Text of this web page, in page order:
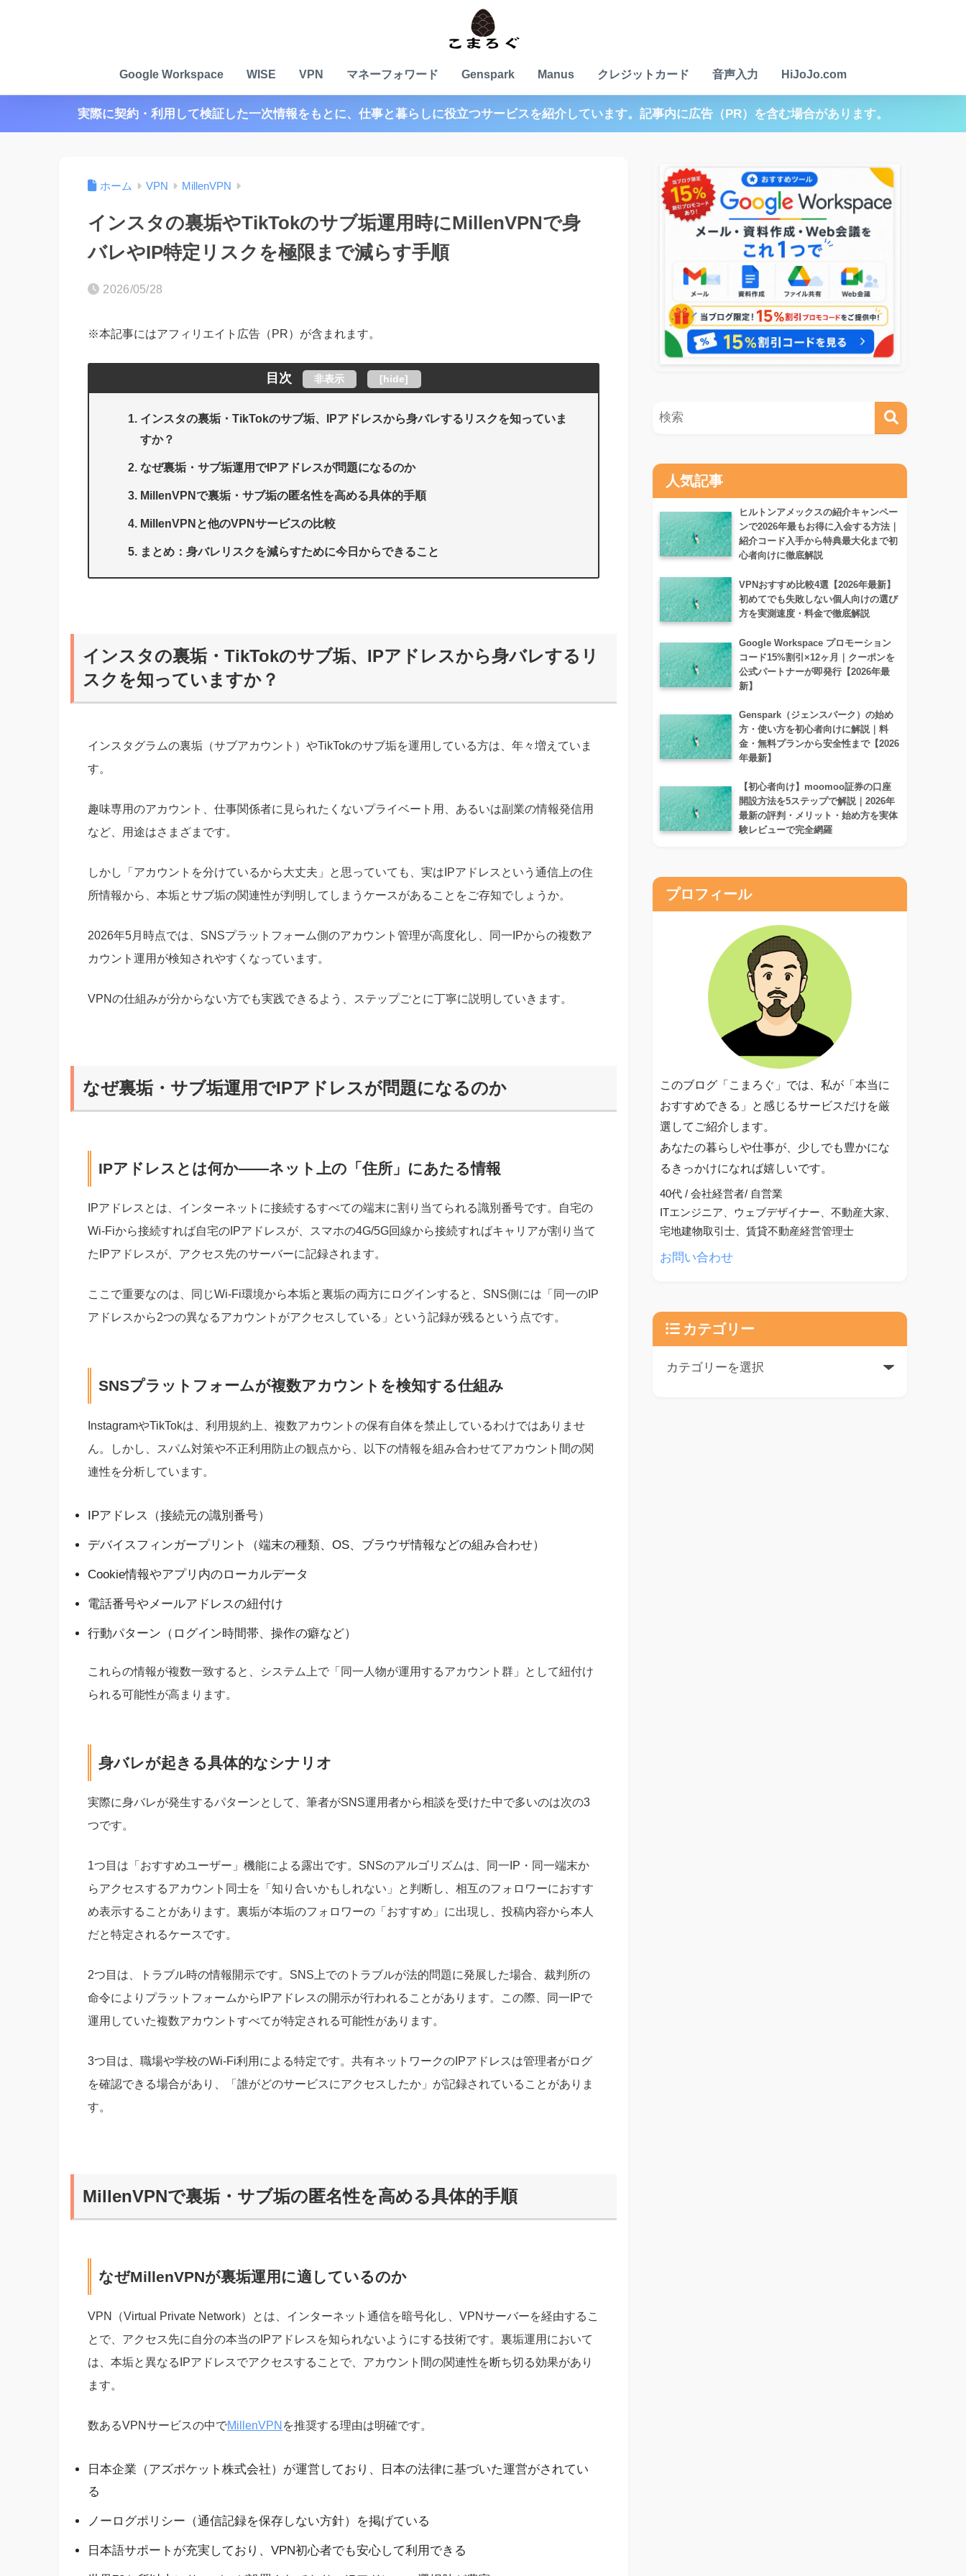
Google Workspace WISE VPN マネーフォワード Genspark Manus クレジットカード 音声入力 HiJoJo.com
実際に契約・利用して検証した一次情報をもとに、仕事と暮らしに役立つサービスを紹介しています。記事内に広告（PR）を含む場合があります。
ホーム VPN MillenVPN
インスタの裏垢やTikTokのサブ垢運用時にMillenVPNで身
バレやIP特定リスクを極限まで減らす手順
2026/05/28
※本記事にはアフィリエイト広告（PR）が含まれます。
目次 非表示 [hide]
インスタの裏垢・TikTokのサブ垢、IPアドレスから身バレするリスクを知っていま
すか？
なぜ裏垢・サブ垢運用でIPアドレスが問題になるのか
MillenVPNで裏垢・サブ垢の匿名性を高める具体的手順
MillenVPNと他のVPNサービスの比較
まとめ：身バレリスクを減らすために今日からできること
インスタの裏垢・TikTokのサブ垢、IPアドレスから身バレするリ
スクを知っていますか？
インスタグラムの裏垢（サブアカウント）やTikTokのサブ垢を運用している方は、年々増えていま
す。
趣味専用のアカウント、仕事関係者に見られたくないプライベート用、あるいは副業の情報発信用
など、用途はさまざまです。
しかし「アカウントを分けているから大丈夫」と思っていても、実はIPアドレスという通信上の住
所情報から、本垢とサブ垢の関連性が判明してしまうケースがあることをご存知でしょうか。
2026年5月時点では、SNSプラットフォーム側のアカウント管理が高度化し、同一IPからの複数ア
カウント運用が検知されやすくなっています。
VPNの仕組みが分からない方でも実践できるよう、ステップごとに丁寧に説明していきます。
なぜ裏垢・サブ垢運用でIPアドレスが問題になるのか
IPアドレスとは何か——ネット上の「住所」にあたる情報
IPアドレスとは、インターネットに接続するすべての端末に割り当てられる識別番号です。自宅の
Wi-Fiから接続すれば自宅のIPアドレスが、スマホの4G/5G回線から接続すればキャリアが割り当て
たIPアドレスが、アクセス先のサーバーに記録されます。
ここで重要なのは、同じWi-Fi環境から本垢と裏垢の両方にログインすると、SNS側には「同一のIP
アドレスから2つの異なるアカウントがアクセスしている」という記録が残るという点です。
SNSプラットフォームが複数アカウントを検知する仕組み
InstagramやTikTokは、利用規約上、複数アカウントの保有自体を禁止しているわけではありませ
ん。しかし、スパム対策や不正利用防止の観点から、以下の情報を組み合わせてアカウント間の関
連性を分析しています。
IPアドレス（接続元の識別番号）
デバイスフィンガープリント（端末の種類、OS、ブラウザ情報などの組み合わせ）
Cookie情報やアプリ内のローカルデータ
電話番号やメールアドレスの紐付け
行動パターン（ログイン時間帯、操作の癖など）
これらの情報が複数一致すると、システム上で「同一人物が運用するアカウント群」として紐付け
られる可能性が高まります。
身バレが起きる具体的なシナリオ
実際に身バレが発生するパターンとして、筆者がSNS運用者から相談を受けた中で多いのは次の3
つです。
1つ目は「おすすめユーザー」機能による露出です。SNSのアルゴリズムは、同一IP・同一端末か
らアクセスするアカウント同士を「知り合いかもしれない」と判断し、相互のフォロワーにおすす
め表示することがあります。裏垢が本垢のフォロワーの「おすすめ」に出現し、投稿内容から本人
だと特定されるケースです。
2つ目は、トラブル時の情報開示です。SNS上でのトラブルが法的問題に発展した場合、裁判所の
命令によりプラットフォームからIPアドレスの開示が行われることがあります。この際、同一IPで
運用していた複数アカウントすべてが特定される可能性があります。
3つ目は、職場や学校のWi-Fi利用による特定です。共有ネットワークのIPアドレスは管理者がログ
を確認できる場合があり、「誰がどのサービスにアクセスしたか」が記録されていることがありま
す。
MillenVPNで裏垢・サブ垢の匿名性を高める具体的手順
なぜMillenVPNが裏垢運用に適しているのか
VPN（Virtual Private Network）とは、インターネット通信を暗号化し、VPNサーバーを経由するこ
とで、アクセス先に自分の本当のIPアドレスを知られないようにする技術です。裏垢運用において
は、本垢と異なるIPアドレスでアクセスすることで、アカウント間の関連性を断ち切る効果があり
ます。
数あるVPNサービスの中でMillenVPN を推奨する理由は明確です。
日本企業（アズポケット株式会社）が運営しており、日本の法律に基づいた運営がされてい
る
ノーログポリシー（通信記録を保存しない方針）を掲げている
日本語サポートが充実しており、VPN初心者でも安心して利用できる
人気記事
ヒルトンアメックスの紹介キャンペー
ンで2026年最もお得に入会する方法｜
紹介コード入手から特典最大化まで初
心者向けに徹底解説
VPNおすすめ比較4選【2026年最新】
初めてでも失敗しない個人向けの選び
方を実測速度・料金で徹底解説
Google Workspace プロモーション
コード15%割引×12ヶ月｜クーポンを
公式パートナーが即発行【2026年最
新】
Genspark（ジェンスパーク）の始め
方・使い方を初心者向けに解説｜料
金・無料プランから安全性まで【2026
年最新】
【初心者向け】moomoo証券の口座
開設方法を5ステップで解説｜2026年
最新の評判・メリット・始め方を実体
験レビューで完全網羅
プロフィール
このブログ「こまろぐ」では、私が「本当に
おすすめできる」と感じるサービスだけを厳
選してご紹介します。
あなたの暮らしや仕事が、少しでも豊かにな
るきっかけになれば嬉しいです。
40代 / 会社経営者/ 自営業
ITエンジニア、ウェブデザイナー、不動産大家、
宅地建物取引士、賃貸不動産経営管理士
お問い合わせ
カテゴリー